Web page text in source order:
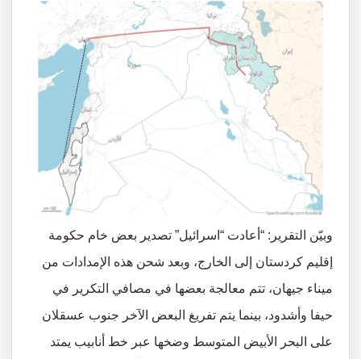
وبيّن التقرير: “أعادت “اسرائيل” تصدير بعض خام حكومة
إقليم كردستان إلى الخارج، وبعد شحن هذه الإمدادات من
ميناء جيهان، تتم معالجة بعضها في مصافي التكرير في
حيفا وأشدود، بينما يتم تفريغ البعض الآخر جنوب عسقلان
على البحر الأبيض المتوسط وضخها عبر خط أنابيب يمتد